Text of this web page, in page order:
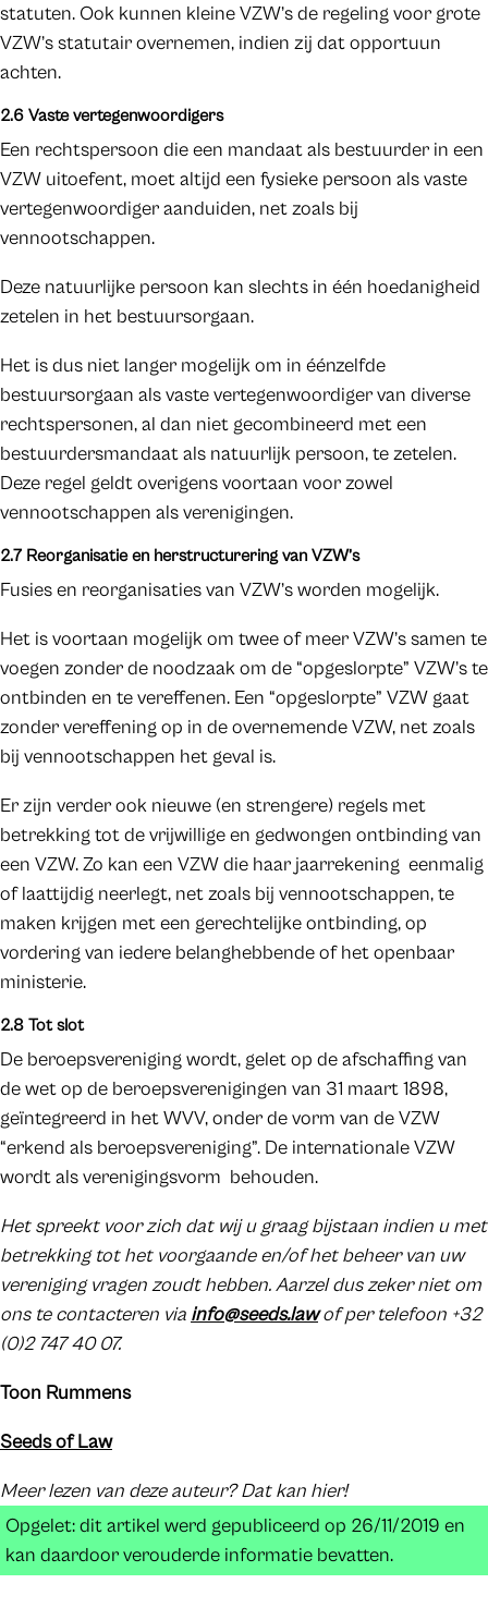
statuten. Ook kunnen kleine VZW’s de regeling voor grote
VZW’s statutair overnemen, indien zij dat opportuun
achten.
2.6 Vaste vertegenwoordigers
Een rechtspersoon die een mandaat als bestuurder in een
VZW uitoefent, moet altijd een fysieke persoon als vaste
vertegenwoordiger aanduiden, net zoals bij
vennootschappen.
Deze natuurlijke persoon kan slechts in één hoedanigheid
zetelen in het bestuursorgaan.
Het is dus niet langer mogelijk om in éénzelfde
bestuursorgaan als vaste vertegenwoordiger van diverse
rechtspersonen, al dan niet gecombineerd met een
bestuurdersmandaat als natuurlijk persoon, te zetelen.
Deze regel geldt overigens voortaan voor zowel
vennootschappen als verenigingen.
2.7 Reorganisatie en herstructurering van VZW’s
Fusies en reorganisaties van VZW’s worden mogelijk.
Het is voortaan mogelijk om twee of meer VZW’s samen te
voegen zonder de noodzaak om de “opgeslorpte” VZW’s te
ontbinden en te vereffenen. Een “opgeslorpte” VZW gaat
zonder vereffening op in de overnemende VZW, net zoals
bij vennootschappen het geval is.
Er zijn verder ook nieuwe (en strengere) regels met
betrekking tot de vrijwillige en gedwongen ontbinding van
een VZW. Zo kan een VZW die haar jaarrekening eenmalig
of laattijdig neerlegt, net zoals bij vennootschappen, te
maken krijgen met een gerechtelijke ontbinding, op
vordering van iedere belanghebbende of het openbaar
ministerie.
2.8 Tot slot
De beroepsvereniging wordt, gelet op de afschaffing van
de wet op de beroepsverenigingen van 31 maart 1898,
geïntegreerd in het WVV, onder de vorm van de VZW
“erkend als beroepsvereniging”. De internationale VZW
wordt als verenigingsvorm behouden.
Het spreekt voor zich dat wij u graag bijstaan indien u met
betrekking tot het voorgaande en/of het beheer van uw
vereniging vragen zoudt hebben. Aarzel dus zeker niet om
ons te contacteren via info@seeds.lawof per telefoon +32
(0)2 747 40 07.
Toon Rummens
Seeds of Law
Meer lezen van deze auteur? Dat kan hier!
Opgelet: dit artikel werd gepubliceerd op 26/11/2019 en
kan daardoor verouderde informatie bevatten.